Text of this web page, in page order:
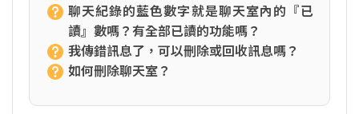
聊天紀錄的藍色數字就是聊天室內的『已
讀』數嗎？有全部已讀的功能嗎？
我傳錯訊息了，可以刪除或回收訊息嗎？
如何刪除聊天室？